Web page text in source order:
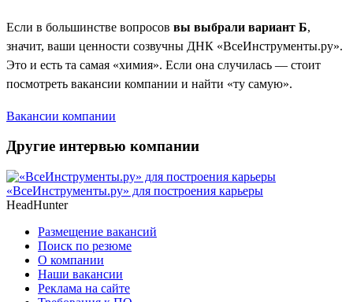
Если в большинстве вопросов вы выбрали вариант Б,
значит, ваши ценности созвучны ДНК «ВсеИнструменты.ру».
Это и есть та самая «химия». Если она случилась — стоит
посмотреть вакансии компании и найти «ту самую».
Вакансии компании
Другие интервью компании
«ВсеИнструменты.ру» для построения карьеры
HeadHunter
Размещение вакансий
Поиск по резюме
О компании
Наши вакансии
Реклама на сайте